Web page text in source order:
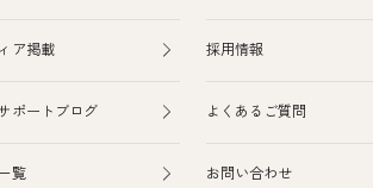
ア掲載
ポートブログ
覧
採用情報
よくあるご質問
お問い合わせ